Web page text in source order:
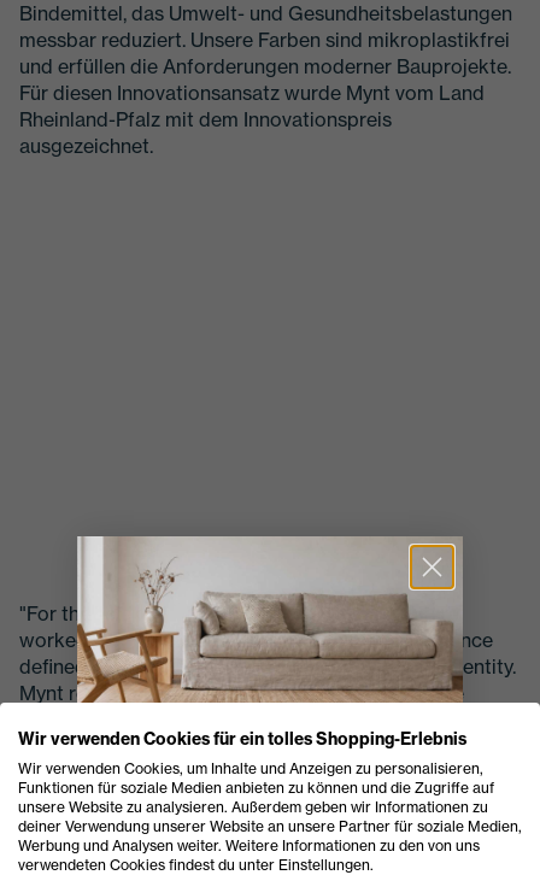
Bindemittel, das Umwelt- und Gesundheitsbelastungen
messbar reduziert. Unsere Farben sind mikroplastikfrei
und erfüllen die Anforderungen moderner Bauprojekte.
Für diesen Innovationsansatz wurde Mynt vom Land
Rheinland-Pfalz mit dem Innovationspreis
ausgezeichnet.
"For the Telekom interior project, Office Furniture
worked with Mynt to create a workspace experience
defined by warmth, balance, and contemporary identity.
Mynt represents a healthier and more responsible
choose shape not only how spaces look - but how they
feel."
Bojan Ancevski, Co-Founder Property One
PURE WHITE
Wir verwenden Cookies für ein tolles Shopping-Erlebnis
Wir verwenden Cookies, um Inhalte und Anzeigen zu personalisieren,
Funktionen für soziale Medien anbieten zu können und die Zugriffe auf
unsere Website zu analysieren. Außerdem geben wir Informationen zu
deiner Verwendung unserer Website an unsere Partner für soziale Medien,
Werbung und Analysen weiter. Weitere Informationen zu den von uns
verwendeten Cookies findest du unter Einstellungen.